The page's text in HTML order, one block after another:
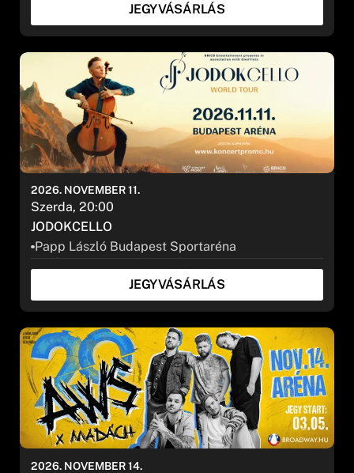
JEGYVÁSÁRLÁS
JODOKCELLO
Papp László Budapest Sportaréna
2026. NOVEMBER 11.
Szerda, 20:00
JEGYVÁSÁRLÁS
2026. NOVEMBER 14.